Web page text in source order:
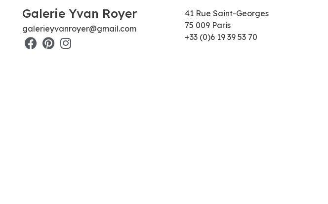
Galerie Yvan Royer
galerieyvanroyer@gmail.com
41 Rue Saint-Georges
75 009 Paris
+33 (0)6 19 39 53 70